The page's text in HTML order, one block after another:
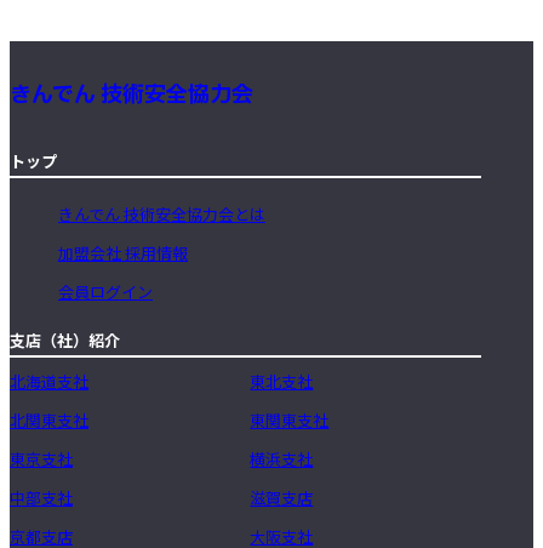
きんでん 技術安全協力会
トップ
きんでん 技術安全協力会とは
加盟会社 採用情報
会員ログイン
支店（社）紹介
北海道支社
東北支社
北関東支社
東関東支社
東京支社
横浜支社
中部支社
滋賀支店
京都支店
大阪支社